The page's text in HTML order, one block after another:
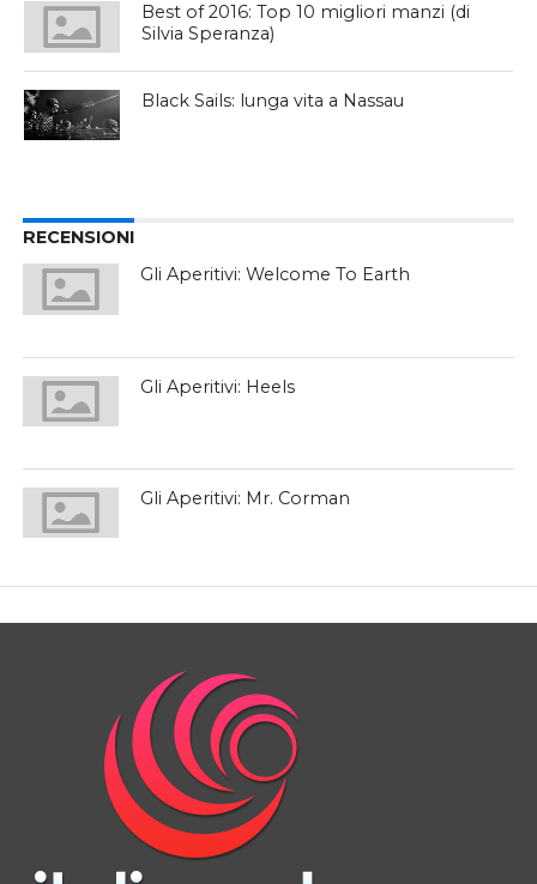
Best of 2016: Top 10 migliori manzi (di
Silvia Speranza)
Black Sails: lunga vita a Nassau
RECENSIONI
Gli Aperitivi: Welcome To Earth
Gli Aperitivi: Heels
Gli Aperitivi: Mr. Corman